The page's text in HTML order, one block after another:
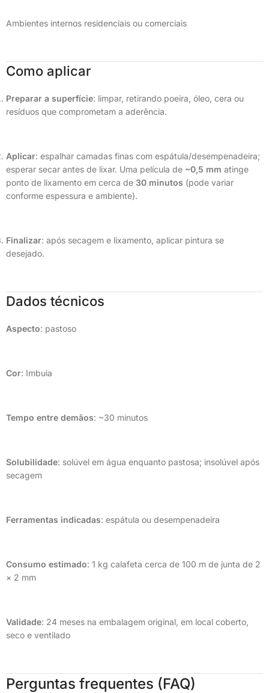
Ambientes internos residenciais ou comerciais
Como aplicar
Preparar a superfície: limpar, retirando poeira, óleo, cera ou
resíduos que comprometam a aderência.
Aplicar: espalhar camadas finas com espátula/desempenadeira;
esperar secar antes de lixar. Uma película de ~0,5 mm atinge
ponto de lixamento em cerca de 30 minutos (pode variar
conforme espessura e ambiente).
Finalizar: após secagem e lixamento, aplicar pintura se
desejado.
Dados técnicos
Aspecto: pastoso
Cor: Imbuia
Tempo entre demãos: ~30 minutos
Solubilidade: solúvel em água enquanto pastosa; insolúvel após
secagem
Ferramentas indicadas: espátula ou desempenadeira
Consumo estimado: 1 kg calafeta cerca de 100 m de junta de 2
× 2 mm
Validade: 24 meses na embalagem original, em local coberto,
seco e ventilado
Perguntas frequentes (FAQ)